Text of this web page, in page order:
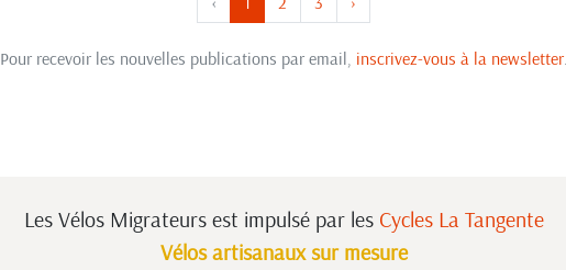
Pour recevoir les nouvelles publications par email, inscrivez-vous à la newsletter.
Les Vélos Migrateurs est impulsé par les Cycles La Tangente
Vélos artisanaux sur mesure